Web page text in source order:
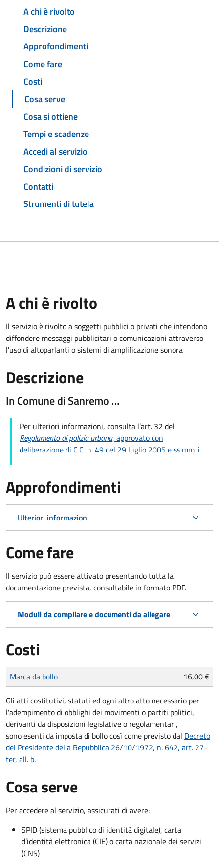
A chi è rivolto
Descrizione
Approfondimenti
Come fare
Costi
Cosa serve
Cosa si ottiene
Tempi e scadenze
Accedi al servizio
Condizioni di servizio
Contatti
Strumenti di tutela
A chi è rivolto
Il servizio è rivolto a soggetti pubblici o privati che intendono
diffondere messaggi pubblicitari o comunicazioni attraverso
l'uso di altoparlanti o sistemi di amplificazione sonora
Descrizione
In Comune di Sanremo …
Per ulteriori informazioni, consulta l’art. 32 del
Regolamento di polizia urbana, approvato con
deliberazione di C.C. n. 49 del 29 luglio 2005 e ss.mm.ii.
Approfondimenti
Ulteriori informazioni
Come fare
Il servizio può essere attivato presentando tutta la
documentazione prevista, consultabile in formato PDF.
Moduli da compilare e documenti da allegare
Costi
Tipo di pagamento
Importo
Marca da bollo 16,00 €
Gli atti costitutivi, statuti ed ogni altro atto necessario per
l'adempimento di obblighi dei movimenti o partiti politici,
derivanti da disposizioni legislative o regolamentari,
sono esenti da imposta di bollo così come previsto dal Decreto
del Presidente della Repubblica 26/10/1972, n. 642, art. 27-
ter, all. b.
Cosa serve
Per accedere al servizio, assicurati di avere:
SPID (sistema pubblico di identità digitale), carta
d’identità elettronica (CIE) o carta nazionale dei servizi
(CNS)